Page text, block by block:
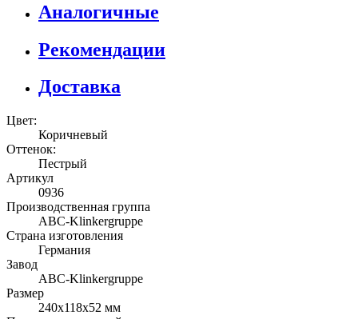
Аналогичные
Рекомендации
Доставка
Цвет:
Коричневый
Оттенок:
Пестрый
Артикул
0936
Производственная группа
ABC-Klinkergruppe
Страна изготовления
Германия
Завод
ABC-Klinkergruppe
Размер
240х118х52 мм